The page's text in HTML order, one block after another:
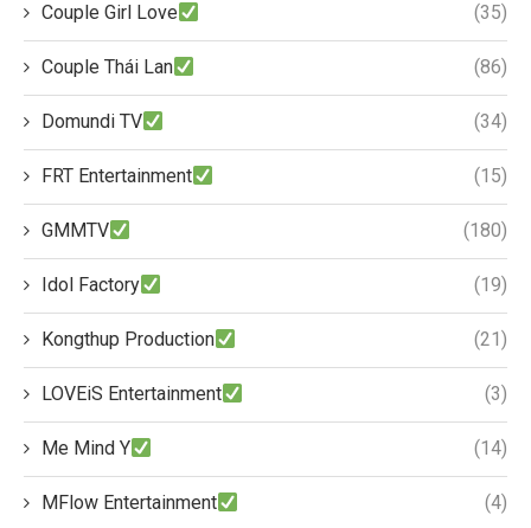
Couple Girl Love (35)
Couple Thái Lan (86)
Domundi TV (34)
FRT Entertainment (15)
GMMTV (180)
Idol Factory (19)
Kongthup Production (21)
LOVEiS Entertainment (3)
Me Mind Y (14)
MFlow Entertainment (4)